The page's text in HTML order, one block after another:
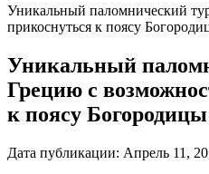
Уникальный паломнический
прикоснуться к поясу
Уникальный
Грецию с
к поясу Богородицы
Дата публикации: Апрель 11,